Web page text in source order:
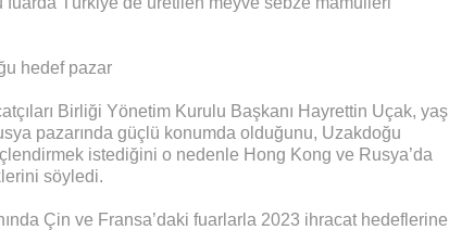
hedef pazar
Birliği Yönetim Kurulu Başkanı Hayrettin Uçak, yaş
pazarında güçlü konumda olduğunu, Uzakdoğu
istediğini o nedenle Hong Kong ve Rusya’da
söyledi.
Çin ve Fransa’daki fuarlarla 2023 ihracat hedeflerine